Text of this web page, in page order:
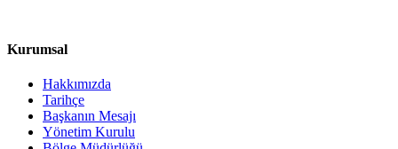
Kurumsal
Hakkımızda
Tarihçe
Başkanın Mesajı
Yönetim Kurulu